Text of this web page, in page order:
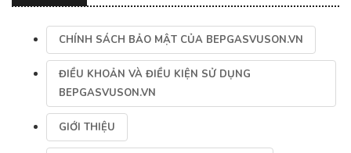
CHÍNH SÁCH BẢO MẬT CỦA BEPGASVUSON.VN
ĐIỀU KHOẢN VÀ ĐIỀU KIỆN SỬ DỤNG
BEPGASVUSON.VN
GIỚI THIỆU